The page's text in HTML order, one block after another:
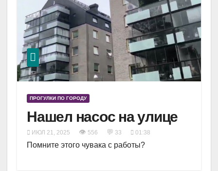
ПРОГУЛКИ ПО ГОРОДУ
Нашел насос на улице
ИЮЛ 21, 2025 👁 556 💬 33 01:38
Помните этого чувака с работы?